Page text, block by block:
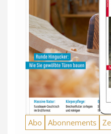
Abo Abonnements